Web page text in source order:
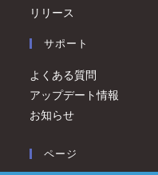
リリース
サポート
よくある質問
アップデート情報
お知らせ
ページ